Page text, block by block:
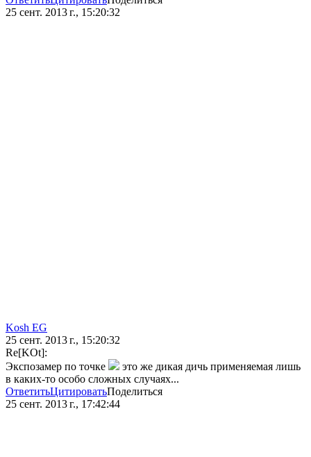
25 сент. 2013 г., 15:20:32
Kosh EG
25 сент. 2013 г., 15:20:32
Re[KOt]:
Экспозамер по точке
это же дикая дичь применяемая лишь
в каких-то особо сложных случаях...
ОтветитьЦитироватьПоделиться
25 сент. 2013 г., 17:42:44